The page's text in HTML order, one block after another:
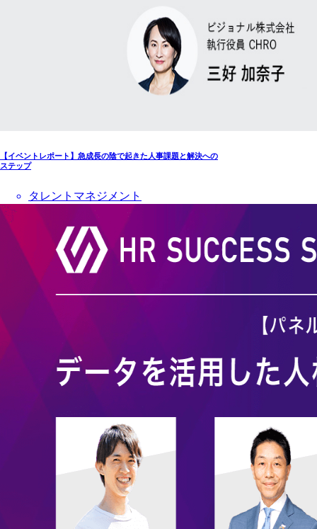
【イベントレポート】急成長の陰で起きた人事課題と解決への
ステップ
タレントマネジメント